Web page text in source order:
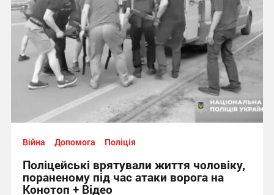
Війна Допомога Поліція
Поліцейські врятували життя чоловіку,
пораненому під час атаки ворога на
Конотоп + Відео